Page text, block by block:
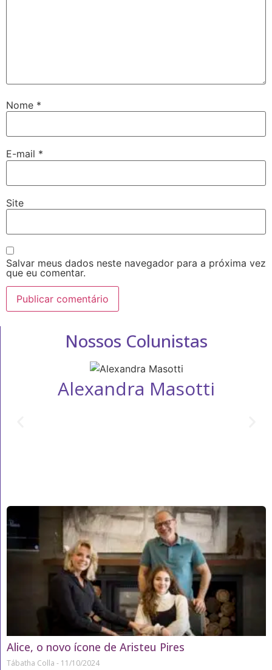
Nome *
E-mail *
Site
Salvar meus dados neste navegador para a próxima vez
que eu comentar.
Nossos Colunistas
Alexandra Masotti
Alice, o novo ícone de Aristeu Pires
Tábatha Colla 11/10/2024